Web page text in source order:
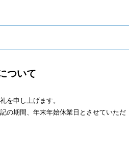
ついて
を申し上げます。
の期間、年末年始休業日とさせていただ